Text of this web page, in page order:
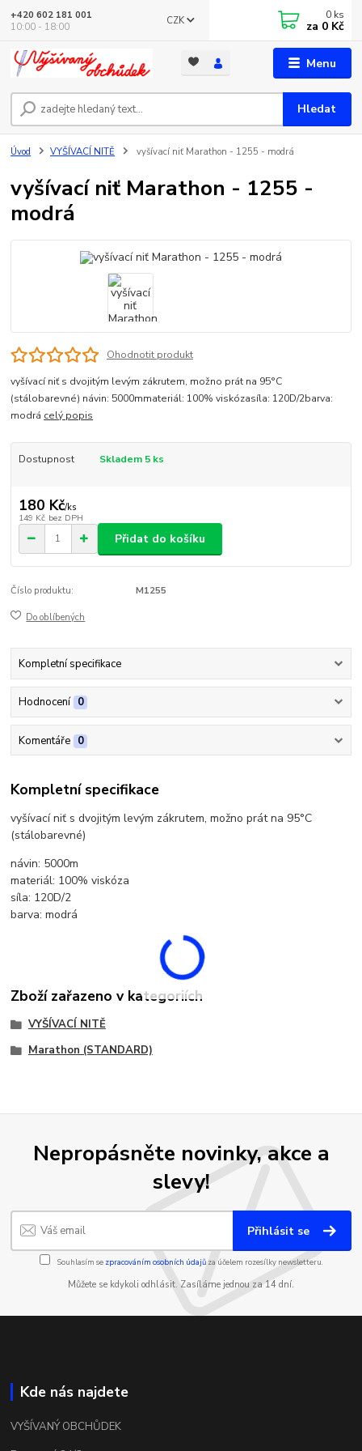
Menu
CZK
Hledat
+420 602 181 001
10:00 - 18:00
0 ks
za 0 Kč
Úvod VYŠÍVACÍ NITĚ vyšívací niť Marathon - 1255 - modrá
vyšívací niť Marathon - 1255 -
modrá
Ohodnotit produkt
vyšívací niť s dvojitým levým zákrutem, možno prát na 95°C
(stálobarevné) návin: 5000mmateriál: 100% viskózasíla: 120D/2barva:
modrá celý popis
Dostupnost Skladem 5 ks
180 Kč/ks
149 Kč bez DPH
Přidat do košíku
Číslo produktu: M1255
Do oblíbených
Kompletní specifikace
Hodnocení 0
Komentáře 0
Kompletní specifikace
vyšívací niť s dvojitým levým zákrutem, možno prát na 95°C
(stálobarevné)
návin: 5000m
materiál: 100% viskóza
síla: 120D/2
barva: modrá
Zboží zařazeno v kategoriích
VYŠÍVACÍ NITĚ
Marathon (STANDARD)
Nepropásněte novinky, akce a
slevy!
Přihlásit se
Souhlasím se zpracováním osobních údajůza účelem rozesílky newsletteru.
Můžete se kdykoli odhlásit. Zasíláme jednou za 14 dní.
Kde nás najdete
VYŠÍVANÝ OBCHŮDEK